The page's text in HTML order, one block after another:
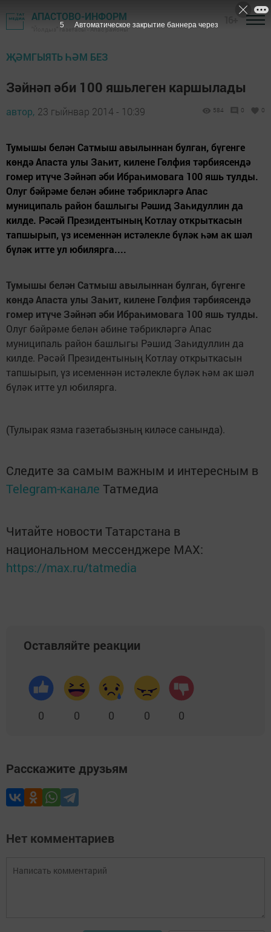
АПАСТОВО-ИНФОРМ
"Йолдыз" газетасы - Апас районы
ҖӘМГЫЯТЬ ҺӘМ БЕЗ
Зәйнәп әби 100 яшьлеген каршылады
автор, 23 гыйнвар 2014 - 10:39 584 0 0
Тумышы белән Сатмыш авылыннан булган, бүгенге
көндә Апаста улы Заһит, килене Гөлфия тәрбиясендә
гомер итүче Зәйнәп әби Ибраһимовага 100 яшь тулды.
Олуг бәйрәме белән әбине тәбрикләргә Апас
муниципаль район башлыгы Рәшид Заһидуллин да
килде. Рәсәй Президентының Котлау открыткасын
тапшырып, үз исеменнән истәлекле бүләк һәм ак шәл
бүләк итте ул юбилярга....
Тумышы белән Сатмыш авылыннан булган, бүгенге
көндә Апаста улы Заһит, килене Гөлфия тәрбиясендә
гомер итүче Зәйнәп әби Ибраһимовага 100 яшь тулды.
Олуг бәйрәме белән әбине тәбрикләргә Апас
муниципаль район башлыгы Рәшид Заһидуллин да
килде. Рәсәй Президентының Котлау открыткасын
тапшырып, үз исеменнән истәлекле бүләк һәм ак шәл
бүләк итте ул юбилярга.
(Тулырак язма газетабызның киләсе санында).
Следите за самым важным и интересным в
Telegram-канале Татмедиа
Читайте новости Татарстана в
национальном мессенджере MАХ:
https://max.ru/tatmedia
Оставляйте реакции
0 0 0 0 0
Расскажите друзьям
Нет комментариев
5 Автоматическое закрытие баннера через